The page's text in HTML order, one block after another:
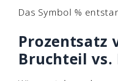
Das Symbol %
Prozentsatz
Bruchteil vs.